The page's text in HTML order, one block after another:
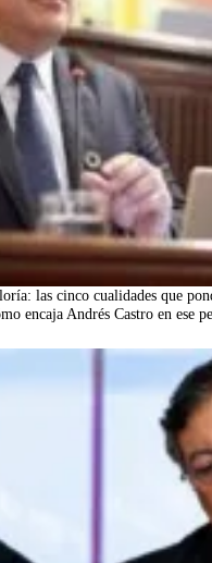
las cinco cualidades que
encaja Andrés Castro en ese